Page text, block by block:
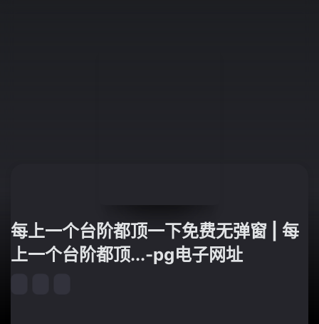
每上一个台阶都顶一下免费无弹窗 | 每
上一个台阶都顶...-pg电子网址